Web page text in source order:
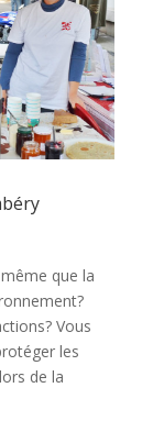
que la
Vous
les
de la